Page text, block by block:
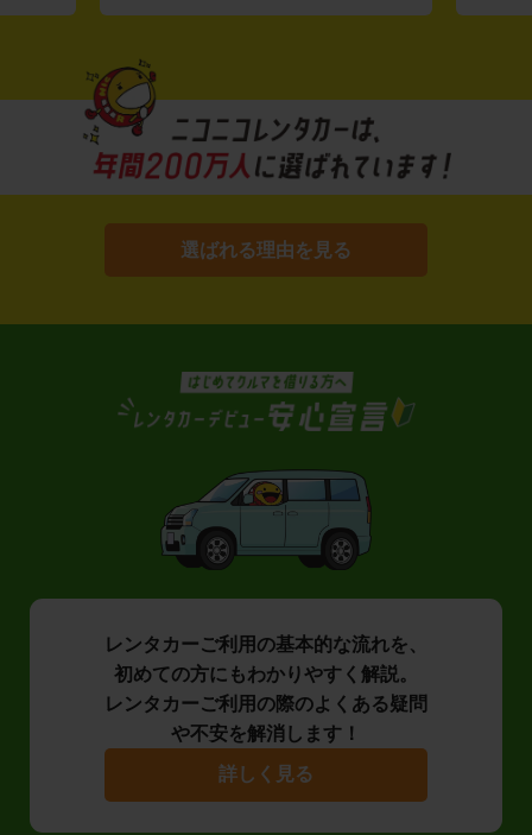
選ばれる理由を見る
レンタカーご利用の基本的な流れを、
初めての方にもわかりやすく解説。
レンタカーご利用の際のよくある疑問
や不安を解消します！
詳しく見る